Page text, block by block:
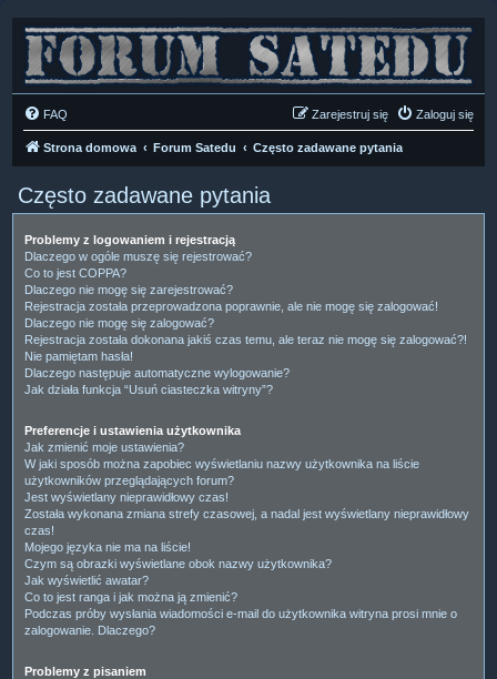
FAQ Zaloguj się
Zarejestruj się
Strona domowa Forum Satedu Często zadawane pytania
Często zadawane pytania
Problemy z logowaniem i rejestracją
Dlaczego w ogóle muszę się rejestrować?
Co to jest COPPA?
Dlaczego nie mogę się zarejestrować?
Rejestracja została przeprowadzona poprawnie, ale nie mogę się zalogować!
Dlaczego nie mogę się zalogować?
Rejestracja została dokonana jakiś czas temu, ale teraz nie mogę się zalogować?!
Nie pamiętam hasła!
Dlaczego następuje automatyczne wylogowanie?
Jak działa funkcja “Usuń ciasteczka witryny”?
Preferencje i ustawienia użytkownika
Jak zmienić moje ustawienia?
W jaki sposób można zapobiec wyświetlaniu nazwy użytkownika na liście
użytkowników przeglądających forum?
Jest wyświetlany nieprawidłowy czas!
Została wykonana zmiana strefy czasowej, a nadal jest wyświetlany nieprawidłowy
czas!
Mojego języka nie ma na liście!
Czym są obrazki wyświetlane obok nazwy użytkownika?
Jak wyświetlić awatar?
Co to jest ranga i jak można ją zmienić?
Podczas próby wysłania wiadomości e-mail do użytkownika witryna prosi mnie o
zalogowanie. Dlaczego?
Problemy z pisaniem